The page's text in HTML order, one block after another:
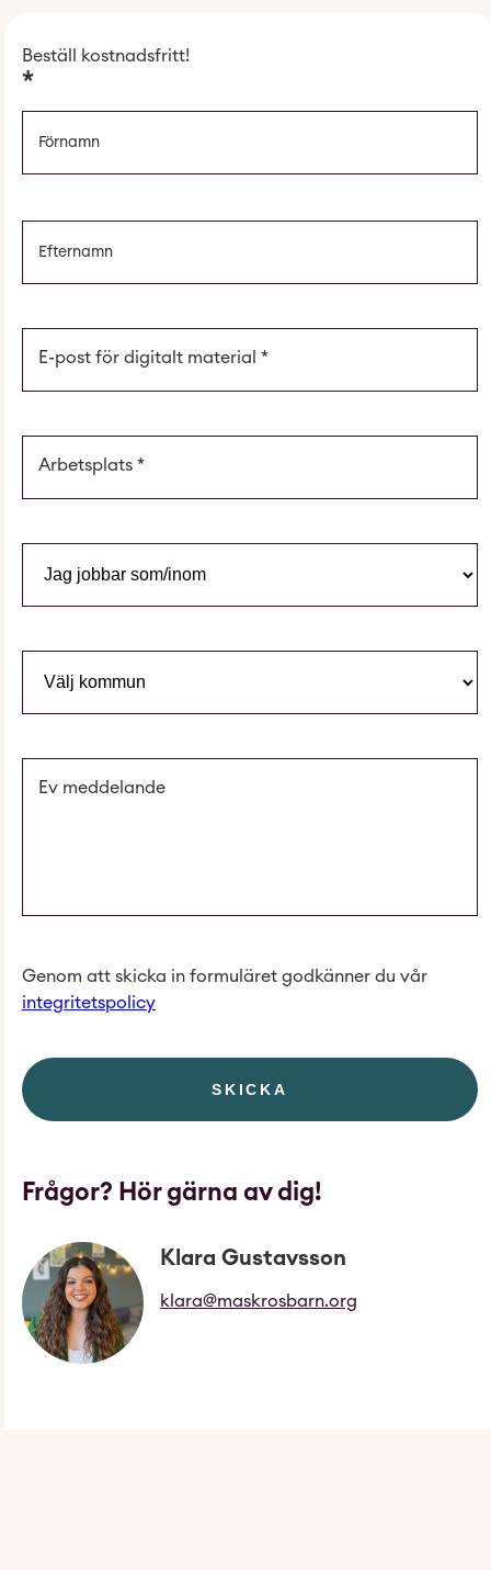
Beställ kostnadsfritt!
*
E-post för digitalt material *
Arbetsplats *
Ev meddelande
Genom att skicka in formuläret godkänner du vår
integritetspolicy
SKICKA
Frågor? Hör gärna av dig!
Klara Gustavsson
klara@maskrosbarn.org